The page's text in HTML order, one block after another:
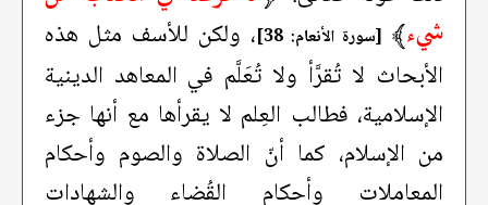
شيء﴾ [سورة الأنعام: 38]
، ولكن للأسف مثل هذه
الأبحاث لا تُقرَّأ ولا تُعَلَّم في المعاهد الدينية
الإسلامية، فطالب العِلم لا يقرأها مع أنها جزء
من الإسلام، كما أنّ الصلاة والصوم وأحكام
المعاملات وأحكام القُضاء والشهادات